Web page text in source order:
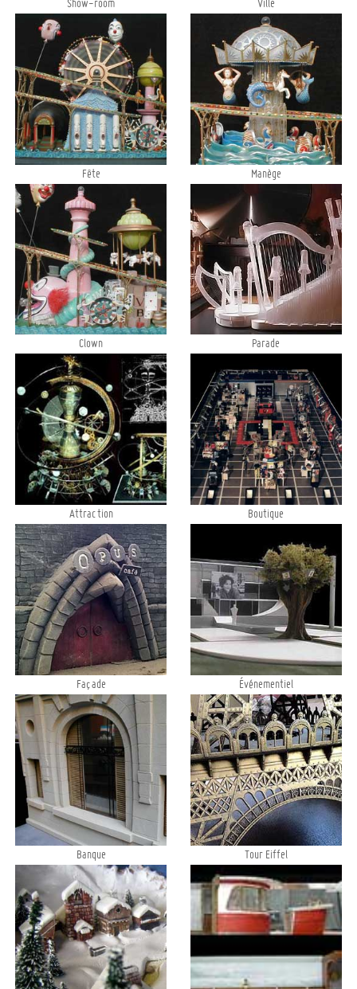
Show-room Ville
Fête Manège
Clown Parade
Attraction Boutique
Façade Événementiel
Banque Tour Eiffel